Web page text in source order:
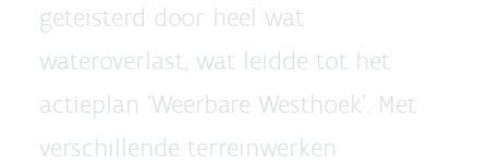
geteisterd door heel wat
wateroverlast, wat leidde tot het
actieplan ‘Weerbare Westhoek’. Met
verschillende terreinwerken